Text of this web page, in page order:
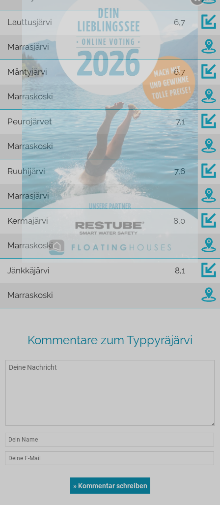
Lauttusjärvi 6,7
Marrasjärvi
Mäntyjärvi 6,7
Marraskoski
Peurojärvet 7,1
Marraskoski
Ruuhijärvi 7,6
Marrasjärvi
Kermajärvi 8,0
Marraskoski
Jänkkäjärvi 8,1
Marraskoski
Kommentare zum Typpyräjärvi